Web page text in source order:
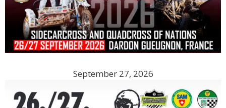
September 27, 2026